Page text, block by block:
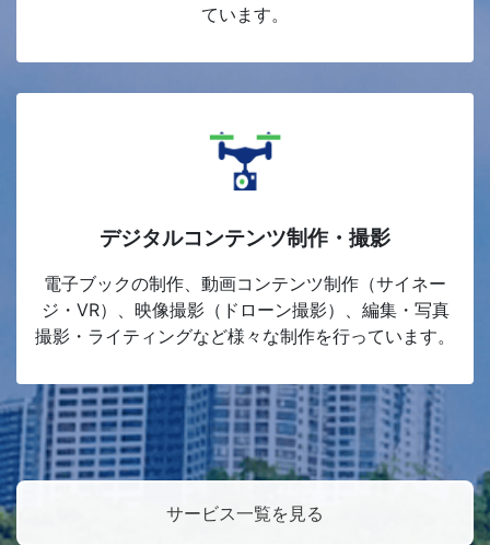
ています。
デジタルコンテンツ制作・撮影
電子ブックの制作、動画コンテンツ制作（サイネー
ジ・VR）、映像撮影（ドローン撮影）、編集・写真
撮影・ライティングなど様々な制作を行っています。
サービス一覧を見る